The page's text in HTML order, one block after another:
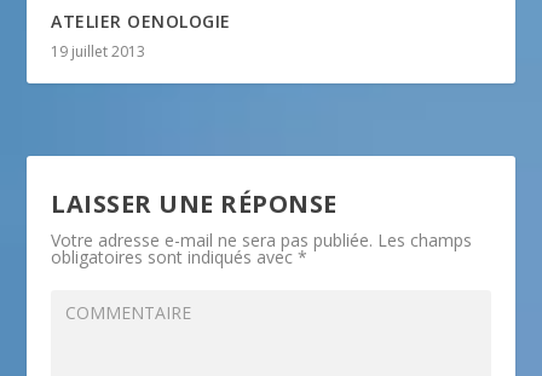
ATELIER OENOLOGIE
19 juillet 2013
LAISSER UNE RÉPONSE
Votre adresse e-mail ne sera pas publiée. Les champs
obligatoires sont indiqués avec*